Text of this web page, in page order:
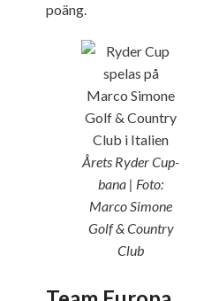
poäng.
Årets Ryder Cup-
bana | Foto:
Marco Simone
Golf & Country
Club